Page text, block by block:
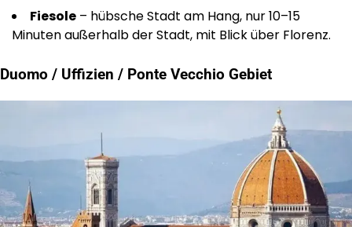
Fiesole – hübsche Stadt am Hang, nur 10–15
Minuten außerhalb der Stadt, mit Blick über Florenz.
Duomo / Uffizien / Ponte Vecchio Gebiet